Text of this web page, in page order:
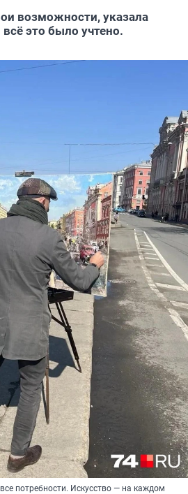
возможности, указала
это было учтено.
потребности. Искусство — на каждом